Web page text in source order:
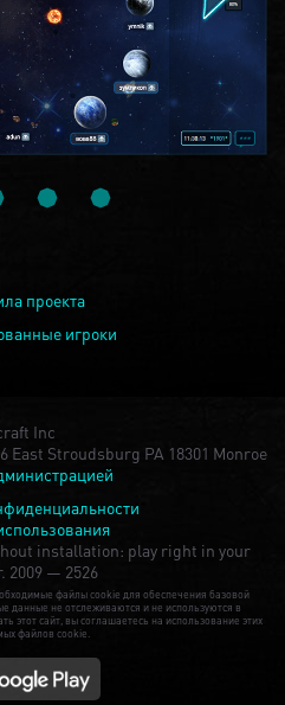
проекта
игроки
Inc
East Stroudsburg PA 18301 Monroe
installation: play right in your
2009 — 2526
файлы cookie для обеспечения базовой
данные не отслеживаются и не используются в
этот сайт, вы соглашаетесь на использование этих
файлов cookie.